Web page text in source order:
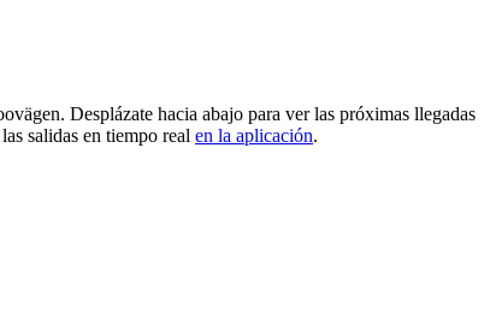
Desplázate hacia abajo para ver las próximas llegadas
salidas en tiempo real en la aplicación.